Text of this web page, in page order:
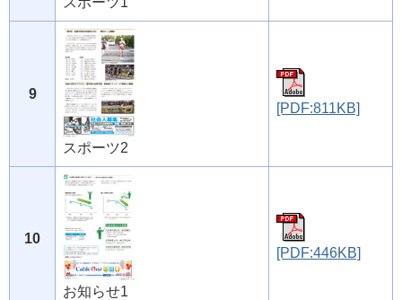
9
スポーツ2
[PDF:811KB]
10
お知らせ1
[PDF:446KB]